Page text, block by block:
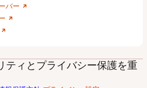
バー
ティとプライバシー保護を重